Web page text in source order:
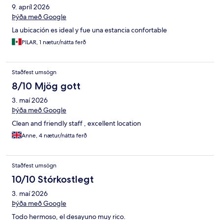
9. apríl 2026
Þýða með Google
La ubicación es ideal y fue una estancia confortable
PILAR, 1 nætur/nátta ferð
Staðfest umsögn
8/10 Mjög gott
3. maí 2026
Þýða með Google
Clean and friendly staff , excellent location
Anne, 4 nætur/nátta ferð
Staðfest umsögn
10/10 Stórkostlegt
3. maí 2026
Þýða með Google
Todo hermoso, el desayuno muy rico.